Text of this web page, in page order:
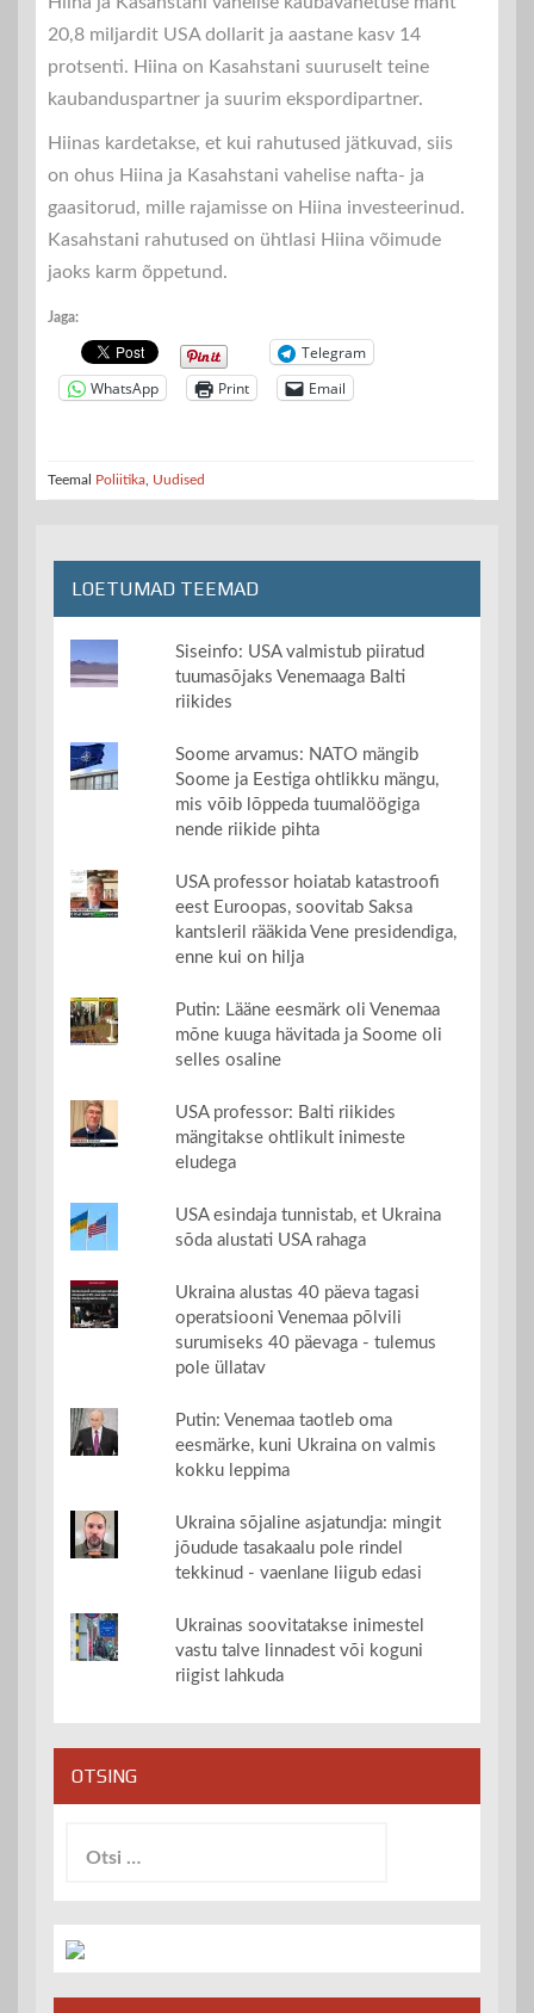
20,8 miljardit USA dollarit ja aastane kasv 14
protsenti. Hiina on Kasahstani suuruselt teine
kaubanduspartner ja suurim ekspordipartner.
Hiinas kardetakse, et kui rahutused jätkuvad, siis
on ohus Hiina ja Kasahstani vahelise nafta- ja
gaasitorud, mille rajamisse on Hiina investeerinud.
Kasahstani rahutused on ühtlasi Hiina võimude
jaoks karm õppetund.
Jaga:
Telegram
WhatsApp
Print Email
Teemal Poliitika Uudised
LOETUMAD TEEMAD
Siseinfo: USA valmistub piiratud
tuumasõjaks Venemaaga Balti
riikides
Soome arvamus: NATO mängib
Soome ja Eestiga ohtlikku mängu,
mis võib lõppeda tuumalöögiga
nende riikide pihta
USA professor hoiatab katastroofi
eest Euroopas, soovitab Saksa
kantsleril rääkida Vene presidendiga,
enne kui on hilja
Putin: Lääne eesmärk oli Venemaa
mõne kuuga hävitada ja Soome oli
selles osaline
USA professor: Balti riikides
mängitakse ohtlikult inimeste
eludega
USA esindaja tunnistab, et Ukraina
sõda alustati USA rahaga
Ukraina alustas 40 päeva tagasi
operatsiooni Venemaa põlvili
surumiseks 40 päevaga - tulemus
pole üllatav
Putin: Venemaa taotleb oma
eesmärke, kuni Ukraina on valmis
kokku leppima
Ukraina sõjaline asjatundja: mingit
jõudude tasakaalu pole rindel
tekkinud - vaenlane liigub edasi
Ukrainas soovitatakse inimestel
vastu talve linnadest või koguni
riigist lahkuda
OTSING